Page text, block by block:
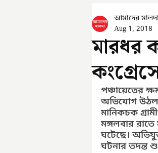
মারধর
আমাদের
Aug 1, 2018
পঞ্চায়েতের
অভিযোগ উঠল
মানিকচক
মঙ্গলবার
ঘটেছে।
ঘটনার তদন্ত